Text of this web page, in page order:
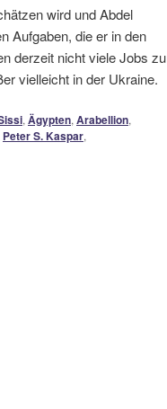
wird und Abdel
Aufgaben, die er in den
derzeit nicht viele Jobs zu
vielleicht in der Ukraine.
, Ägypten, Arabellion,
Peter S. Kaspar,